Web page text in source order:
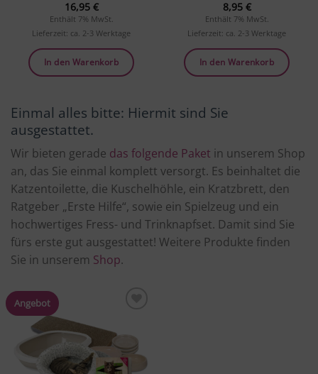
16,95 €
Enthält 7% MwSt.
Lieferzeit: ca. 2-3 Werktage
In den Warenkorb
8,95 €
Enthält 7% MwSt.
Lieferzeit: ca. 2-3 Werktage
In den Warenkorb
Einmal alles bitte: Hiermit sind Sie
ausgestattet.
Wir bieten gerade das folgende Paket in unserem Shop
an, das Sie einmal komplett versorgt. Es beinhaltet die
Katzentoilette, die Kuschelhöhle, ein Kratzbrett, den
Ratgeber „Erste Hilfe“, sowie ein Spielzeug und ein
hochwertiges Fress- und Trinknapfset. Damit sind Sie
fürs erste gut ausgestattet! Weitere Produkte finden
Sie in unserem Shop.
Angebot